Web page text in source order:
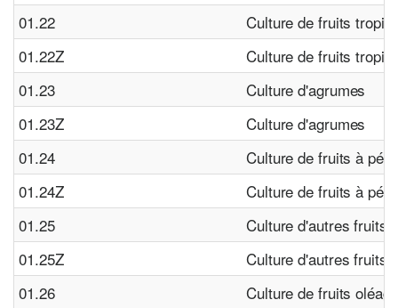
01.22
Culture de fruits
01.22Z
Culture de fruits
01.23
Culture d'agrumes
01.23Z
Culture d'agrumes
01.24
Culture de fruits à
01.24Z
Culture de fruits à
01.25
Culture d'autres fruits
01.25Z
Culture d'autres fruits
01.26
Culture de fruits